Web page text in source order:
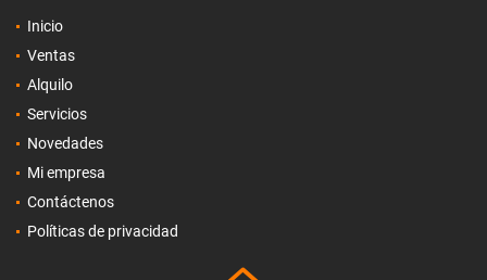
Inicio
Ventas
Alquilo
Servicios
Novedades
Mi empresa
Contáctenos
Políticas de privacidad